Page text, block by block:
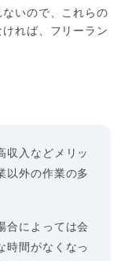
いので、これらの
れば、フリーラン
収入などメリッ
以外の作業の多
合によっては会
時間がなくなっ